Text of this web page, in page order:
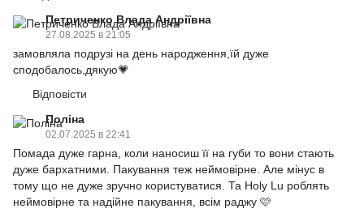
Петриченко Влада Андріївна
27.08.2025 в 21:05
замовляла подрузі на день народження,їй дуже
сподобалось,дякую💗
Відповісти
Поліна
02.07.2025 в 22:41
Помада дуже гарна, коли наносиш її на губи то вони стають
дуже бархатними. Пакування теж неймовірне. Але мінус в
тому що не дуже зручно користуватися. Та Holy Lu роблять
неймовірне та надійне пакування, всім раджу 🩷